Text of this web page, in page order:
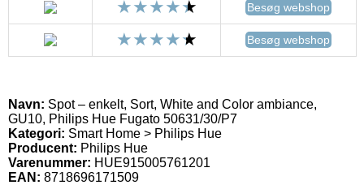
Besøg webshop
Besøg webshop
Navn: Spot – enkelt, Sort, White and Color ambiance,
GU10, Philips Hue Fugato 50631/30/P7
Kategori: Smart Home > Philips Hue
Producent: Philips Hue
Varenummer: HUE915005761201
EAN: 8718696171509